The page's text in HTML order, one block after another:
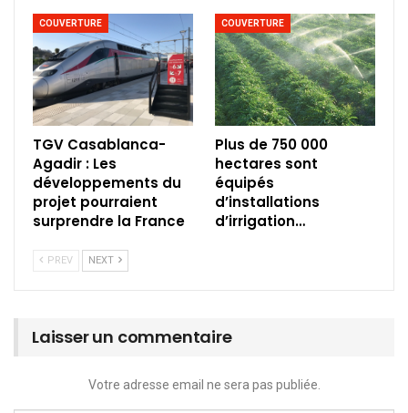
COUVERTURE
TGV Casablanca-
Agadir : Les
développements du
projet pourraient
surprendre la France
COUVERTURE
Plus de 750 000
hectares sont
équipés
d’installations
d’irrigation…
PREV NEXT
Laisser un commentaire
Votre adresse email ne sera pas publiée.